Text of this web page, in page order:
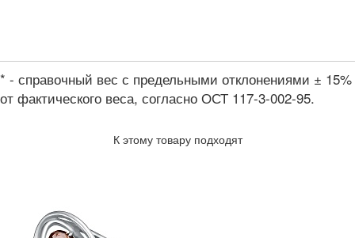
* - справочный вес с предельными отклонениями ± 15%
от фактического веса, согласно ОСТ 117-3-002-95.
К этому товару подходят